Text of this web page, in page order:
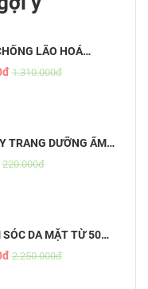
LÃO HOÁ
VÀNG
1.310.000đ
TRANG DƯỠNG ẨM
- THE
LOTION
220.000đ
SÓC DA MẶT TỪ 50
2.250.000đ